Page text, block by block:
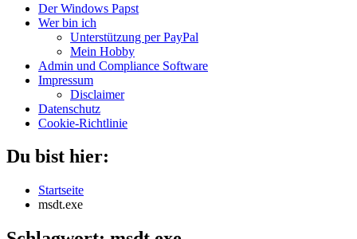
Der Windows Papst
Wer bin ich
Unterstützung per PayPal
Mein Hobby
Admin und Compliance Software
Impressum
Disclaimer
Datenschutz
Cookie-Richtlinie
Du bist hier:
Startseite
msdt.exe